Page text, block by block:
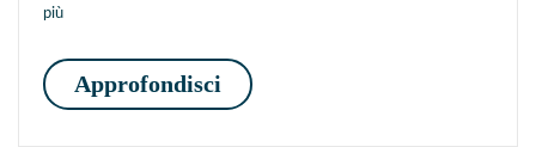
più
Approfondisci COME PREPARARSI AL